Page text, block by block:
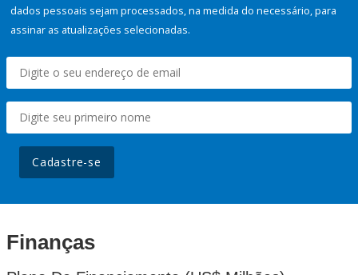
dados pessoais sejam processados, na medida do necessário, para
assinar as atualizações selecionadas.
Cadastre-se
Finanças